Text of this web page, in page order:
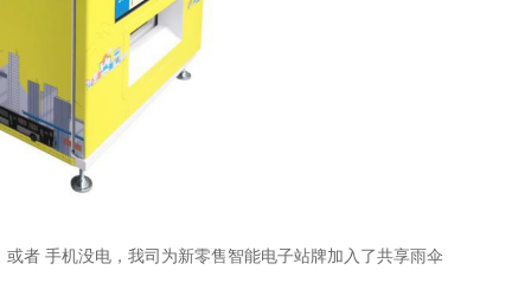
手机没电，我司为新零售智能电子站牌加入了共享雨伞